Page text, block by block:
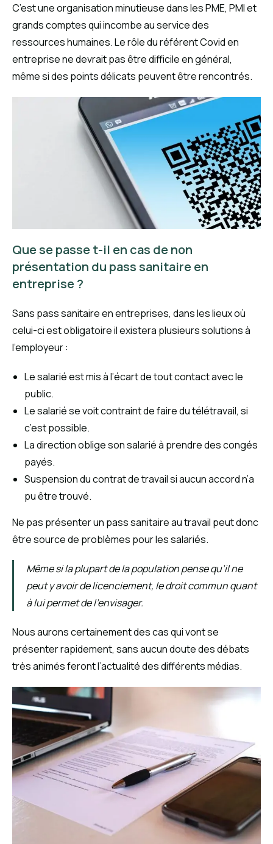
C’est une organisation minutieuse dans les PME, PMI et
grands comptes qui incombe au service des
ressources humaines. Le rôle du référent Covid en
entreprise ne devrait pas être difficile en général,
même si des points délicats peuvent être rencontrés.
Que se passe t-il en cas de non
présentation du pass sanitaire en
entreprise ?
Sans pass sanitaire en entreprises, dans les lieux où
celui-ci est obligatoire il existera plusieurs solutions à
l’employeur :
Le salarié est mis à l’écart de tout contact avec le
public.
Le salarié se voit contraint de faire du télétravail, si
c’est possible.
La direction oblige son salarié à prendre des congés
payés.
Suspension du contrat de travail si aucun accord n’a
pu être trouvé.
Ne pas présenter un pass sanitaire au travail peut donc
être source de problèmes pour les salariés.
Même si la plupart de la population pense qu’il ne
peut y avoir de licenciement, le droit commun quant
à lui permet de l’envisager.
Nous aurons certainement des cas qui vont se
présenter rapidement, sans aucun doute des débats
très animés feront l’actualité des différents médias.